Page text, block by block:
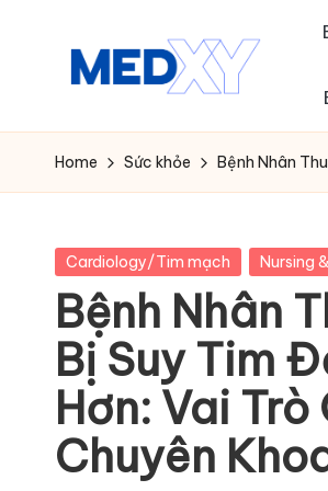
M
e
x
y
A
I
Home Sức khỏe Bệnh Nhân
Posted
Cardiology/Tim mạch Nursing
Bệnh Nhân
Bị Suy Tim
Hơn: Vai
Chuyên